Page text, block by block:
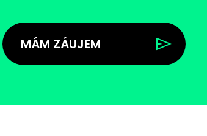
MÁM ZÁUJEM